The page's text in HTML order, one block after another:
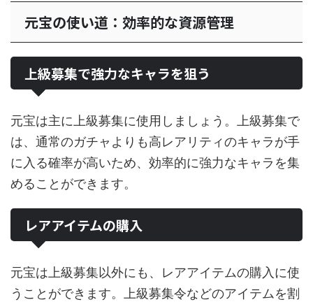
元宝の使い道：効率的な資源管理
上級募集で強力なキャラを狙う
元宝は主に上級募集に使用しましょう。上級募集で
は、通常のガチャよりも高レアリティのキャラが手
に入る確率が高いため、効率的に強力なキャラを集
めることができます。
レアアイテムの購入
元宝は上級募集以外にも、レアアイテムの購入に使
うことができます。上級募集令などのアイテムを割